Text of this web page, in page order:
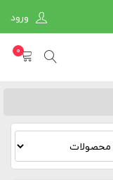
ورود
0